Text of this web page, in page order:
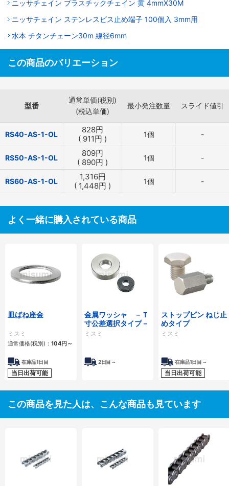
ニッサチェイン プラスチックチェイン 黄 4mmX30M
ニッサチェイン ステンレスビス止め端子 100個入 3mm用
水本 チタンチェーン30m 線径6mm
この商品のバリエーション
型番
通常単価(税別)
(税込単価)
最小発注数量 スライド値引
RS40-AS-1-OL 828円
( 911円 ) 1個 -
RS50-AS-1-OL 809円
( 890円 ) 1個 -
RS60-AS-1-OL 1,316円
( 1,448円 ) 1個 -
よく一緒に購入されている商品
皿ばね座金
ミスミ
通常価格(税別)： 104円 ～
在庫品1日目
当日出荷可能
金属ワッシャ －Ｔ
寸公差選択タイプ－
ミスミ
2日目～
ストップピン ねじ止
めタイプ
ミスミ
在庫品1日目～
当日出荷可能
この商品を見た人は、こんな商品も見ています